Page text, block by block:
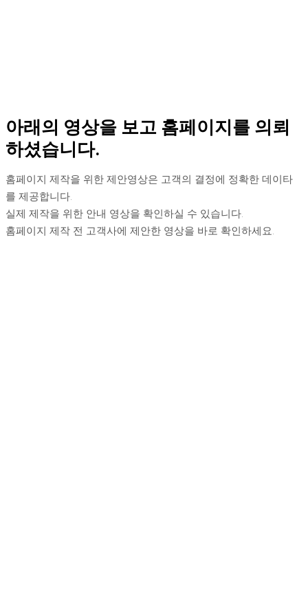
아래의 영상을 보고 홈페이지를 의뢰
하셨습니다.
홈페이지 제작을 위한 제안영상은 고객의 결정에 정확한 데이타
를 제공합니다.
실제 제작을 위한 안내 영상을 확인하실 수 있습니다.
홈페이지 제작 전 고객사에 제안한 영상을 바로 확인하세요.